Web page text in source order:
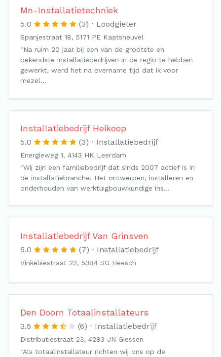
Mn-Installatietechniek
5.0 (3) Loodgieter
Spanjestraat 18, 5171 PE Kaatsheuvel
"Na ruim 20 jaar bij een van de grootste en
bekendste installatiebedrijven in de regio te hebben
gewerkt, werd het na overname tijd dat ik voor
mezel…
Installatiebedrijf Heikoop
5.0 (3) Installatiebedrijf
Energieweg 1, 4143 HK Leerdam
"Wij zijn een familiebedrijf dat sinds 2007 actief is in
de installatiebranche. Het ontwerpen, installeren en
onderhouden van werktuigbouwkundige ins…
Installatiebedrijf Van Grinsven
5.0 (7) Installatiebedrijf
Vinkelsestraat 22, 5384 SG Heesch
Den Doorn Totaalinstallateurs
3.5 (6) Installatiebedrijf
Distributiestraat 23, 4283 JN Giessen
"Als totaalinstallateur richten wij ons op de